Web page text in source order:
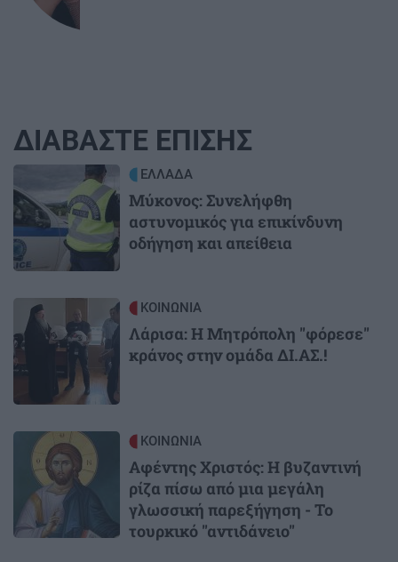
ΔΙΑΒΑΣΤΕ ΕΠΙΣΗΣ
ΕΛΛΑΔΑ
Μύκονος: Συνελήφθη
αστυνομικός για επικίνδυνη
οδήγηση και απείθεια
Image ΚΟΙΝΩΝΙΑ
Λάρισα: Η Μητρόπολη "φόρεσε"
κράνος στην ομάδα ΔΙ.ΑΣ.!
Image ΚΟΙΝΩΝΙΑ
Αφέντης Χριστός: Η βυζαντινή
ρίζα πίσω από μια μεγάλη
γλωσσική παρεξήγηση - Το
τουρκικό "αντιδάνειο"